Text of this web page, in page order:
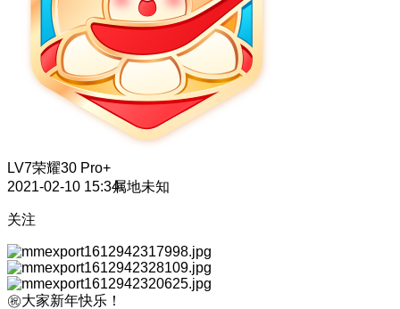
LV7荣耀30 Pro+
2021-02-10 15:34属地未知
关注
㊗大家新年快乐！